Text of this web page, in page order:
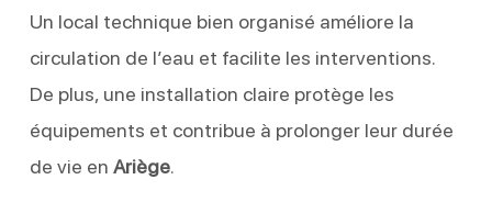
Un local technique bien organisé améliore la
circulation de l’eau et facilite les interventions.
De plus, une installation claire protège les
équipements et contribue à prolonger leur durée
de vie en Ariège.